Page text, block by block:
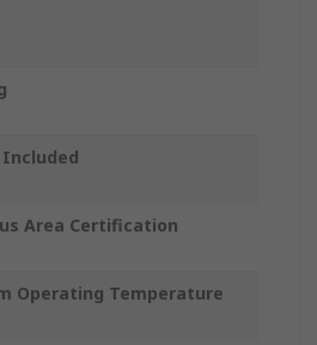
Area Certification
Operating Temperature